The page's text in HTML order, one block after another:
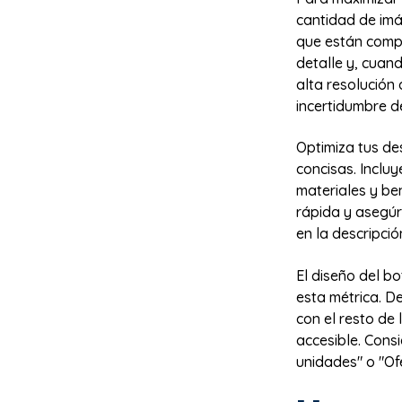
cantidad de
que están
detalle y,
alta resolución
incertidumbre
Optimiza tus
concisas.
materiales y
rápida y
en la
El diseño del
esta métrica.
con el resto de
accesible.
unidades" o